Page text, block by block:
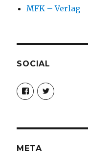
MFK – Verlag
SOCIAL
Profil
von
christoph.fleischer1
anzeigen
Profil
von
anzeigen
META